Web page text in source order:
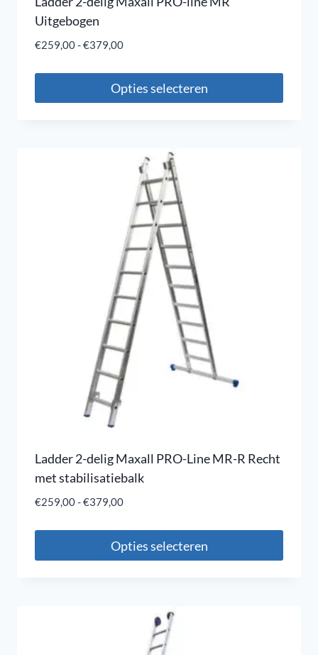
Uitgebogen
€259,00-€379,00
Opties selecteren
Ladder 2-delig Maxall PRO-Line MR-R Recht
met stabilisatiebalk
€259,00-€379,00
Opties selecteren